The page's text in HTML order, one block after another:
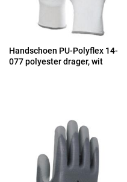
Handschoen PU-Polyflex 14-
077 polyester drager, wit